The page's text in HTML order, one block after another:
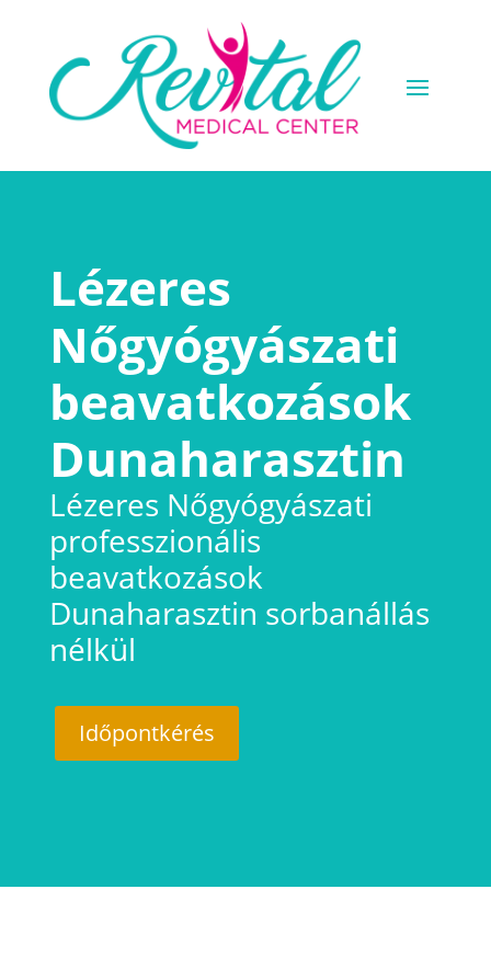
Lézeres
Nőgyógyászati
beavatkozások
Dunaharasztin
Lézeres Nőgyógyászati
professzionális
beavatkozások
Dunaharasztin sorbanállás
nélkül
Időpontkérés